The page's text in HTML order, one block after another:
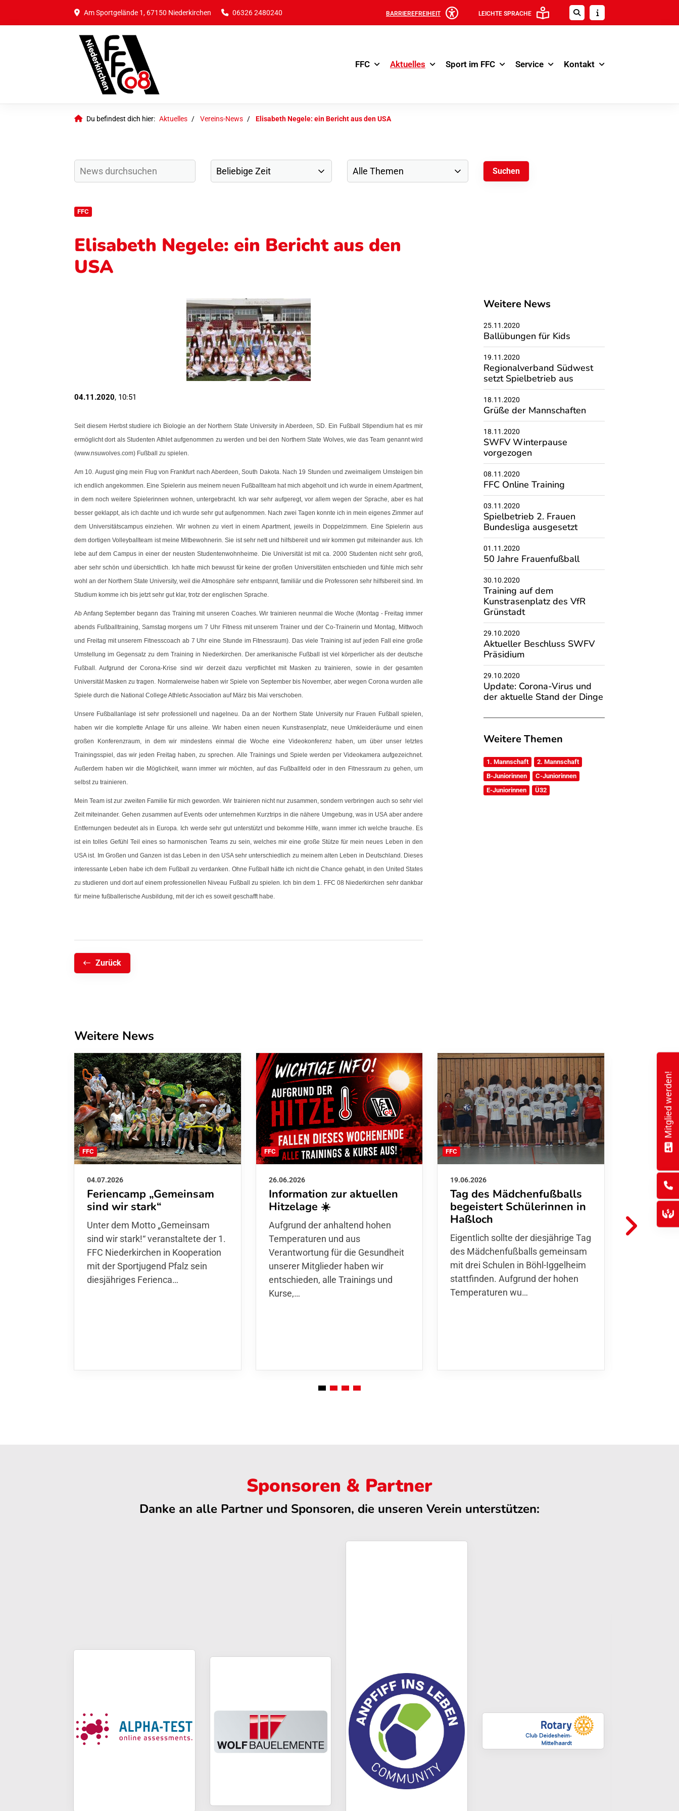
Am Sportgelände 1, 67150 Niederkirchen 06326 2480240 BARRIEREFREIHEIT LEICHTE SPRACHE
FFC Aktuelles Sport im FFC Service Kontakt
Du befindest dich hier: Aktuelles Vereins-News Elisabeth Negele: ein Bericht aus den USA
FFC
Elisabeth Negele: ein Bericht aus den
USA
04.11.2020, 10:51
Seit diesem Herbst studiere ich Biologie an der Northern State University in Aberdeen, SD. Ein Fußball Stipendium hat es mir
ermöglicht dort als Studenten Athlet aufgenommen zu werden und bei den Northern State Wolves, wie das Team genannt wird
(www.nsuwolves.com) Fußball zu spielen.
Am 10. August ging mein Flug von Frankfurt nach Aberdeen, South Dakota. Nach 19 Stunden und zweimaligem Umsteigen bin
ich endlich angekommen. Eine Spielerin aus meinem neuen Fußballteam hat mich abgeholt und ich wurde in einem Apartment,
in dem noch weitere Spielerinnen wohnen, untergebracht. Ich war sehr aufgeregt, vor allem wegen der Sprache, aber es hat
besser geklappt, als ich dachte und ich wurde sehr gut aufgenommen. Nach zwei Tagen konnte ich in mein eigenes Zimmer auf
dem Universitätscampus einziehen. Wir wohnen zu viert in einem Apartment, jeweils in Doppelzimmern. Eine Spielerin aus
dem dortigen Volleyballteam ist meine Mitbewohnerin. Sie ist sehr nett und hilfsbereit und wir kommen gut miteinander aus. Ich
lebe auf dem Campus in einer der neusten Studentenwohnheime. Die Universität ist mit ca. 2000 Studenten nicht sehr groß,
aber sehr schön und übersichtlich. Ich hatte mich bewusst für keine der großen Universitäten entschieden und fühle mich sehr
wohl an der Northern State University, weil die Atmosphäre sehr entspannt, familiär und die Professoren sehr hilfsbereit sind. Im
Studium komme ich bis jetzt sehr gut klar, trotz der englischen Sprache.
Ab Anfang September begann das Training mit unseren Coaches. Wir trainieren neunmal die Woche (Montag - Freitag immer
abends Fußballtraining, Samstag morgens um 7 Uhr Fitness mit unserem Trainer und der Co-Trainerin und Montag, Mittwoch
und Freitag mit unserem Fitnesscoach ab 7 Uhr eine Stunde im Fitnessraum). Das viele Training ist auf jeden Fall eine große
Umstellung im Gegensatz zu dem Training in Niederkirchen. Der amerikanische Fußball ist viel körperlicher als der deutsche
Fußball. Aufgrund der Corona-Krise sind wir derzeit dazu verpflichtet mit Masken zu trainieren, sowie in der gesamten
Universität Masken zu tragen. Normalerweise haben wir Spiele von September bis November, aber wegen Corona wurden alle
Spiele durch die National College Athletic Association auf März bis Mai verschoben.
Unsere Fußballanlage ist sehr professionell und nagelneu. Da an der Northern State University nur Frauen Fußball spielen,
haben wir die komplette Anlage für uns alleine. Wir haben einen neuen Kunstrasenplatz, neue Umkleideräume und einen
großen Konferenzraum, in dem wir mindestens einmal die Woche eine Videokonferenz haben, um über unser letztes
Trainingsspiel, das wir jeden Freitag haben, zu sprechen. Alle Trainings und Spiele werden per Videokamera aufgezeichnet.
Außerdem haben wir die Möglichkeit, wann immer wir möchten, auf das Fußballfeld oder in den Fitnessraum zu gehen, um
selbst zu trainieren.
Mein Team ist zur zweiten Familie für mich geworden. Wir trainieren nicht nur zusammen, sondern verbringen auch so sehr viel
Zeit miteinander. Gehen zusammen auf Events oder unternehmen Kurztrips in die nähere Umgebung, was in USA aber andere
Entfernungen bedeutet als in Europa. Ich werde sehr gut unterstützt und bekomme Hilfe, wann immer ich welche brauche. Es
ist ein tolles Gefühl Teil eines so harmonischen Teams zu sein, welches mir eine große Stütze für mein neues Leben in den
USA ist. Im Großen und Ganzen ist das Leben in den USA sehr unterschiedlich zu meinem alten Leben in Deutschland. Dieses
interessante Leben habe ich dem Fußball zu verdanken. Ohne Fußball hätte ich nicht die Chance gehabt, in den United States
zu studieren und dort auf einem professionellen Niveau Fußball zu spielen. Ich bin dem 1. FFC 08 Niederkirchen sehr dankbar
für meine fußballerische Ausbildung, mit der ich es soweit geschafft habe.
Zurück
Weitere News
25.11.2020
Ballübungen für Kids
19.11.2020
Regionalverband Südwest
setzt Spielbetrieb aus
18.11.2020
Grüße der Mannschaften
18.11.2020
SWFV Winterpause
vorgezogen
08.11.2020
FFC Online Training
03.11.2020
Spielbetrieb 2. Frauen
Bundesliga ausgesetzt
01.11.2020
50 Jahre Frauenfußball
30.10.2020
Training auf dem
Kunstrasenplatz des VfR
Grünstadt
29.10.2020
Aktueller Beschluss SWFV
Präsidium
29.10.2020
Update: Corona-Virus und
der aktuelle Stand der Dinge
Weitere Themen
1. Mannschaft
2. Mannschaft
B-Juniorinnen
C-Juniorinnen
E-Juniorinnen
Ü32
Weitere News
FFC
04.07.2026
Feriencamp „Gemeinsam
sind wir stark“
Unter dem Motto „Gemeinsam sind
wir stark!“ veranstaltete der 1. FFC
Niederkirchen in Kooperation mit
der Sportjugend Pfalz sein
diesjähriges Ferienca…
FFC
26.06.2026
Information zur aktuellen
Hitzelage ☀️
Aufgrund der anhaltend hohen
Temperaturen und aus
Verantwortung für die Gesundheit
unserer Mitglieder haben wir
entschieden, alle Trainings und
Kurse,…
FFC
19.06.2026
Tag des Mädchenfußballs
begeistert Schülerinnen in
Haßloch
Eigentlich sollte der diesjährige Tag
des Mädchenfußballs gemeinsam
mit drei Schulen in Böhl-Iggelheim
stattfinden. Aufgrund der hohen
Temperaturen wu…
01.06.2026
Danke
FFC
Hoffmann
Sponsoren & Partner
Danke an alle Partner und Sponsoren, die unseren Verein unterstützen:
Mitglied werden!